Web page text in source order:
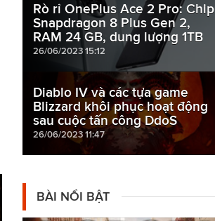
Rò rỉ OnePlus Ace 2 Pro: Chip
Snapdragon 8 Plus Gen 2,
RAM 24 GB, dung lượng 1TB
26/06/2023 15:12
Diablo IV và các tựa game
Blizzard khôi phục hoạt động
sau cuộc tấn công DdoS
26/06/2023 11:47
BÀI NỔI BẬT